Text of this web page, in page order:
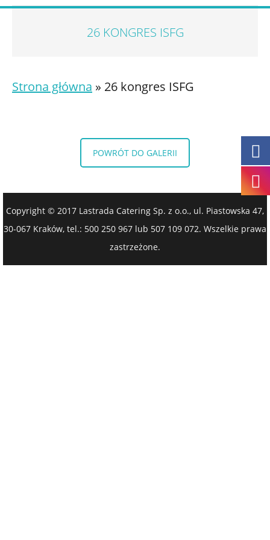
26 KONGRES ISFG
Strona główna » 26 kongres ISFG
POWRÓT DO GALERII
Copyright © 2017 Lastrada Catering Sp. z o.o., ul. Piastowska 47,
30-067 Kraków, tel.: 500 250 967 lub 507 109 072. Wszelkie prawa
zastrzeżone.